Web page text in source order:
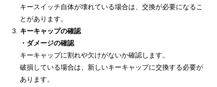
キースイッチ自体が壊れている場合は、交換が必要になるこ
とがあります。
キーキャップの確認
・ダメージの確認
キーキャップに割れや欠けがないか確認します。
破損している場合は、新しいキーキャップに交換する必要が
あります。